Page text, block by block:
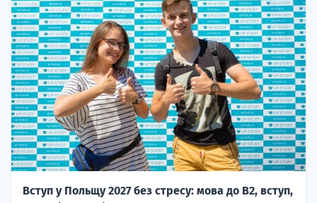
Вступ у Польщу 2027 без стресу: мова до B2, вступ,